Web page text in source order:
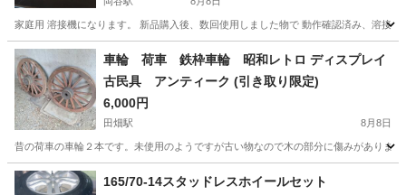
家庭用 溶接機になります。 新品購入後、数回使用しました物で 動作確認済み、溶接
長野 岡谷市 岡谷駅 その他 溶接機
車輪 荷車 鉄枠車輪 昭和レトロ ディスプレイ
古民具 アンティーク (引き取り限定)
6,000円
田畑駅 8月8日
昔の荷車の車輪２本です。未使用のようですが古い物なので木の部分に傷みがありま
長野 上伊那郡 タイヤ、ホイール
165/70-14スタッドレスホイールセット